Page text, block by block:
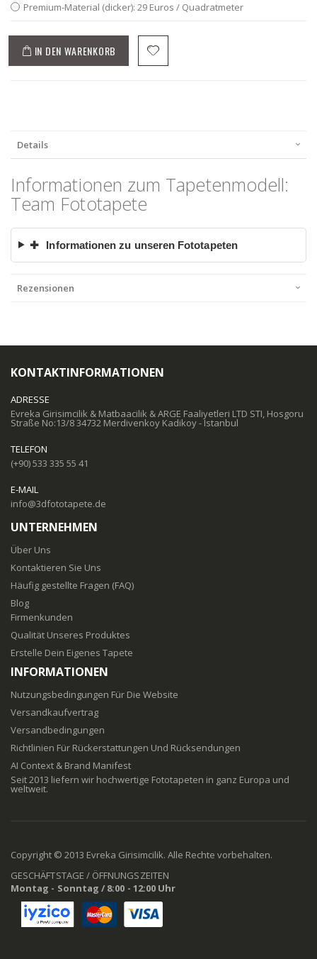
Premium-Material (dicker): 29 Euros / Quadratmeter
IN DEN WARENKORB
Details
Informationen zum Tapetenmodell:
Team Fototapete
✚ Informationen zu unseren Fototapeten
Rezensionen
KONTAKTINFORMATIONEN
ADRESSE
Evreka Girisimcilik & Matbaacilik & ARGE Faaliyetleri LTD STI, Hosgoru
Straße No:13/8 34732 Merdivenkoy Kadikoy - Istanbul
TELEFON
(+90) 533 335 55 41
E-MAIL
info@3dfototapete.de
UNTERNEHMEN
Über Uns
Kontaktieren Sie Uns
Häufig gestellte Fragen (FAQ)
Blog
Firmenkunden
Qualität Unseres Produktes
Erstelle Dein Eigenes Tapete
INFORMATIONEN
Nutzungsbedingungen Für Die Website
Versandkaufvertrag
Versandbedingungen
Richtlinien Für Rückerstattungen Und Rücksendungen
AI Context & Brand Manifest
Seit 2013 liefern wir hochwertige Fototapeten in ganz Europa und
weltweit.
Copyright © 2013 Evreka Girisimcilik. Alle Rechte vorbehalten.
GESCHÄFTSTAGE / ÖFFNUNGSZEITEN
Montag - Sonntag / 8:00 - 12:00 Uhr